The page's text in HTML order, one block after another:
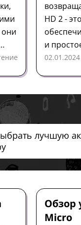
HD 2 -
и
02.01.2024
Обзор
Micro
лучшую